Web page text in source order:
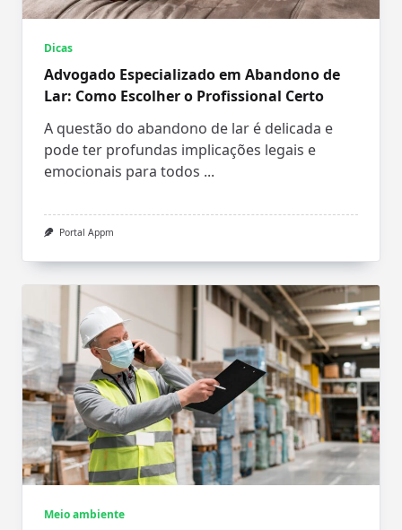
Dicas
Advogado Especializado em Abandono de
Lar: Como Escolher o Profissional Certo
A questão do abandono de lar é delicada e
pode ter profundas implicações legais e
emocionais para todos ...
Portal Appm
Meio ambiente